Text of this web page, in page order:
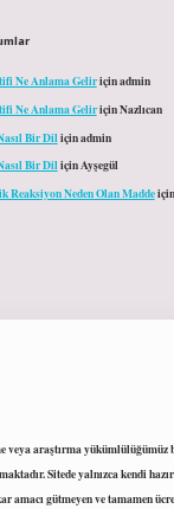
Ne Anlama Geliriçinadmin
Ne Anlama GeliriçinNazlıcan
Bir Dil içinadmin
Bir DiliçinAyşegül
Reaksiyon Neden Olan Maddeiçin
araştırma yükümlülüğümüz
Sitede yalnızca kendi
amacı gütmeyen ve tamamen